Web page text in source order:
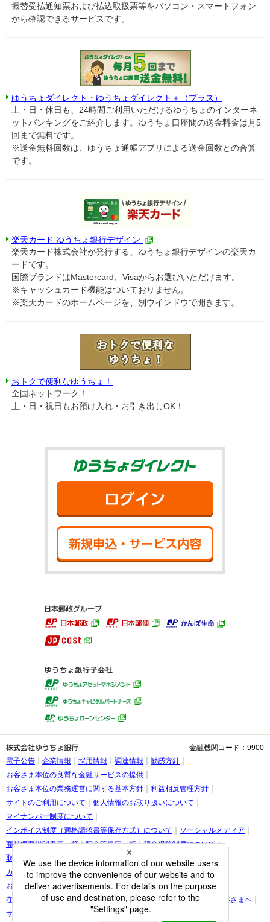
振替受払通知票および払込取扱票等をパソコン・スマートフォン
から確認できるサービスです。
ゆうちょダイレクト・ゆうちょダイレクト＋（プラス）
土・日・休日も、24時間ご利用いただけるゆうちょのインターネ
ットバンキングをご紹介します。ゆうちょ口座間の送金料金は月5
回まで無料です。
※送金無料回数は、ゆうちょ通帳アプリによる送金回数との合算
です。
楽天カード ゆうちょ銀行デザイン
楽天カード株式会社が発行する、ゆうちょ銀行デザインの楽天カ
ードです。
国際ブランドはMastercard、Visaからお選びいただけます。
※キャッシュカード機能はついておりません。
※楽天カードのホームページを、別ウインドウで開きます。
おトクで便利なゆうちょ！
全国ネットワーク！
土・日・祝日もお預け入れ・お引き出しOK！
金融機関コード：9900
電子公告
企業情報 採用情報 調達情報
勧誘方針
お客さま本位の良質な金融サービスの提供
お客さま本位の業務運営に関する基本方針
利益相反管理方針
サイトのご利用について
個人情報のお取り扱いについて
マイナンバー制度について
インボイス制度（適格請求書等保存方式）について
ソーシャルメディア
商品概要説明書等一覧
貯金等規定一覧
預金保険制度について
取引時確認等に関するお願い
お客さま情報の提出等のお願い
カスタマーハラスメントに関する考え方
お客さまに関する情報の取り扱いについて
在留カード・在留期間の情報更新に関する案内をご覧になられたお客さまへ
サイトマップ